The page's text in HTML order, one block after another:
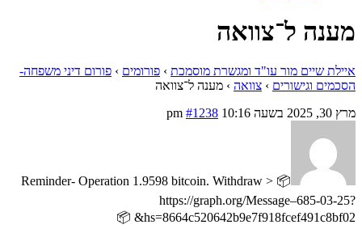
מענה ל־צוואה
איילת שיים מור עו"ד ומגשרת מוסמכת › פורומים › פורום דיני משפחה-
הסכמים וגישורים › צוואה › מענה ל־צוואה
מרץ 30, 2025 בשעה 10:16 pm
#1238
📦 Reminder- Operation 1.9598 bitcoin. Withdraw >
https://graph.org/Message–685-03-25?
hs=8664c520642b9e7f918fcef491c8bf02& 📦